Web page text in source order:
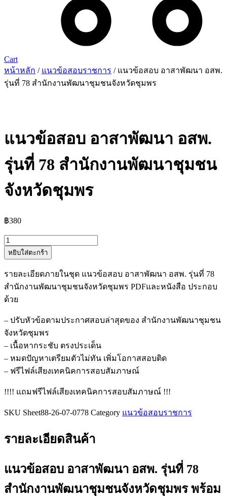
Cart
หน้าหลัก / แนวข้อสอบราชการ / แนวข้อสอบ อาสาพัฒนา อสพ.
รุ่นที่ 78 สำนักงานพัฒนาชุมชนจังหวัดชุมพร
แนวข้อสอบ อาสาพัฒนา อสพ.
รุ่นที่ 78 สำนักงานพัฒนาชุมชน
จังหวัดชุมพร
฿380
จำนวน
แนว
อาสา
พัฒนา
อสพ.
รุ่น
ที่
จังหวัด
ชิ้น
หยิบใส่ตะกร้า
รายละเอียดภายในชุด แนวข้อสอบ อาสาพัฒนา อสพ. รุ่นที่ 78
สำนักงานพัฒนาชุมชนจังหวัดชุมพร PDFและหนังสือ ประกอบ
ด้วย
– ปรับหัวข้อตามประกาศสอบล่าสุดของ สำนักงานพัฒนาชุมชน
จังหวัดชุมพร
– เนื้อหากระชับ ตรงประเด็น
– หมดปัญหาเตรียมตัวไม่ทัน เพิ่มโอกาสสอบติด
– ฟรีไฟล์เสียงเทคนิคการสอบสัมภาษณ์
!!!! แถมฟรีไฟล์เสียงเทคนิคการสอบสัมภาษณ์ !!!
SKU Sheet88-26-07-0778 Category แนวข้อสอบราชการ
รายละเอียดสินค้า
แนวข้อสอบ อาสาพัฒนา อสพ. รุ่นที่ 78
สำนักงานพัฒนาชุมชนจังหวัดชุมพรพร้อม